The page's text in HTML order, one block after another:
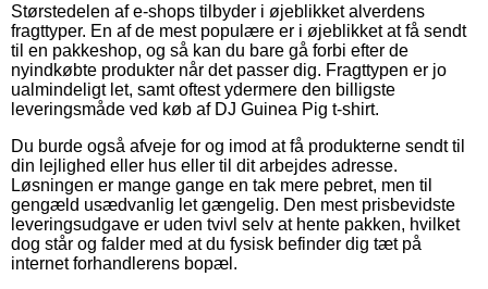
Størstedelen af e-shops tilbyder i øjeblikket alverdens
fragttyper. En af de mest populære er i øjeblikket at få sendt
til en pakkeshop, og så kan du bare gå forbi efter de
nyindkøbte produkter når det passer dig. Fragttypen er jo
ualmindeligt let, samt oftest ydermere den billigste
leveringsmåde ved køb af DJ Guinea Pig t-shirt.
Du burde også afveje for og imod at få produkterne sendt til
din lejlighed eller hus eller til dit arbejdes adresse.
Løsningen er mange gange en tak mere pebret, men til
gengæld usædvanlig let gængelig. Den mest prisbevidste
leveringsudgave er uden tvivl selv at hente pakken, hvilket
dog står og falder med at du fysisk befinder dig tæt på
internet forhandlerens bopæl.